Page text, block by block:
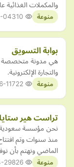
والمكملات الغذائية
منوعة 04
بوابة التسويق
هي مدونة متخصصة
والتجارة الإلكترونية.
منوعة 11
تراست هير
نحن مؤسسة سعودية
منذ سنوات وتم
الماضي ونهتم بأن
منوعة 29